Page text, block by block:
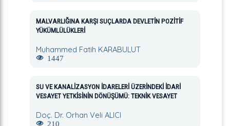
MALVARLIĞINA KARŞI SUÇLARDA DEVLETİN POZİTİF
YÜKÜMLÜLÜKLERİ
Muhammed Fatih KARABULUT
1447
SU VE KANALİZASYON İDARELERİ ÜZERİNDEKİ İDARİ
VESAYET YETKİSİNİN DÖNÜŞÜMÜ: TEKNİK VESAYET
Doç. Dr. Orhan Veli ALICI
210